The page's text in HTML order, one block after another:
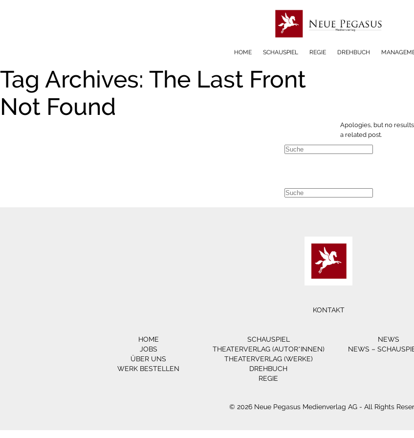
HOME SCHAUSPIEL REGIE DREHBUCH
Tag Archives: The Last Front
Not Found
Apologies, but no
a related post.
KONTAKT
HOME
JOBS
ÜBER UNS
WERK BESTELLEN
SCHAUSPIEL
THEATERVERLAG (AUTOR*INNEN)
THEATERVERLAG (WERKE)
DREHBUCH
REGIE
NEWS
NEWS –
© 2026 Neue Pegasus Medienverlag AG - All Rights